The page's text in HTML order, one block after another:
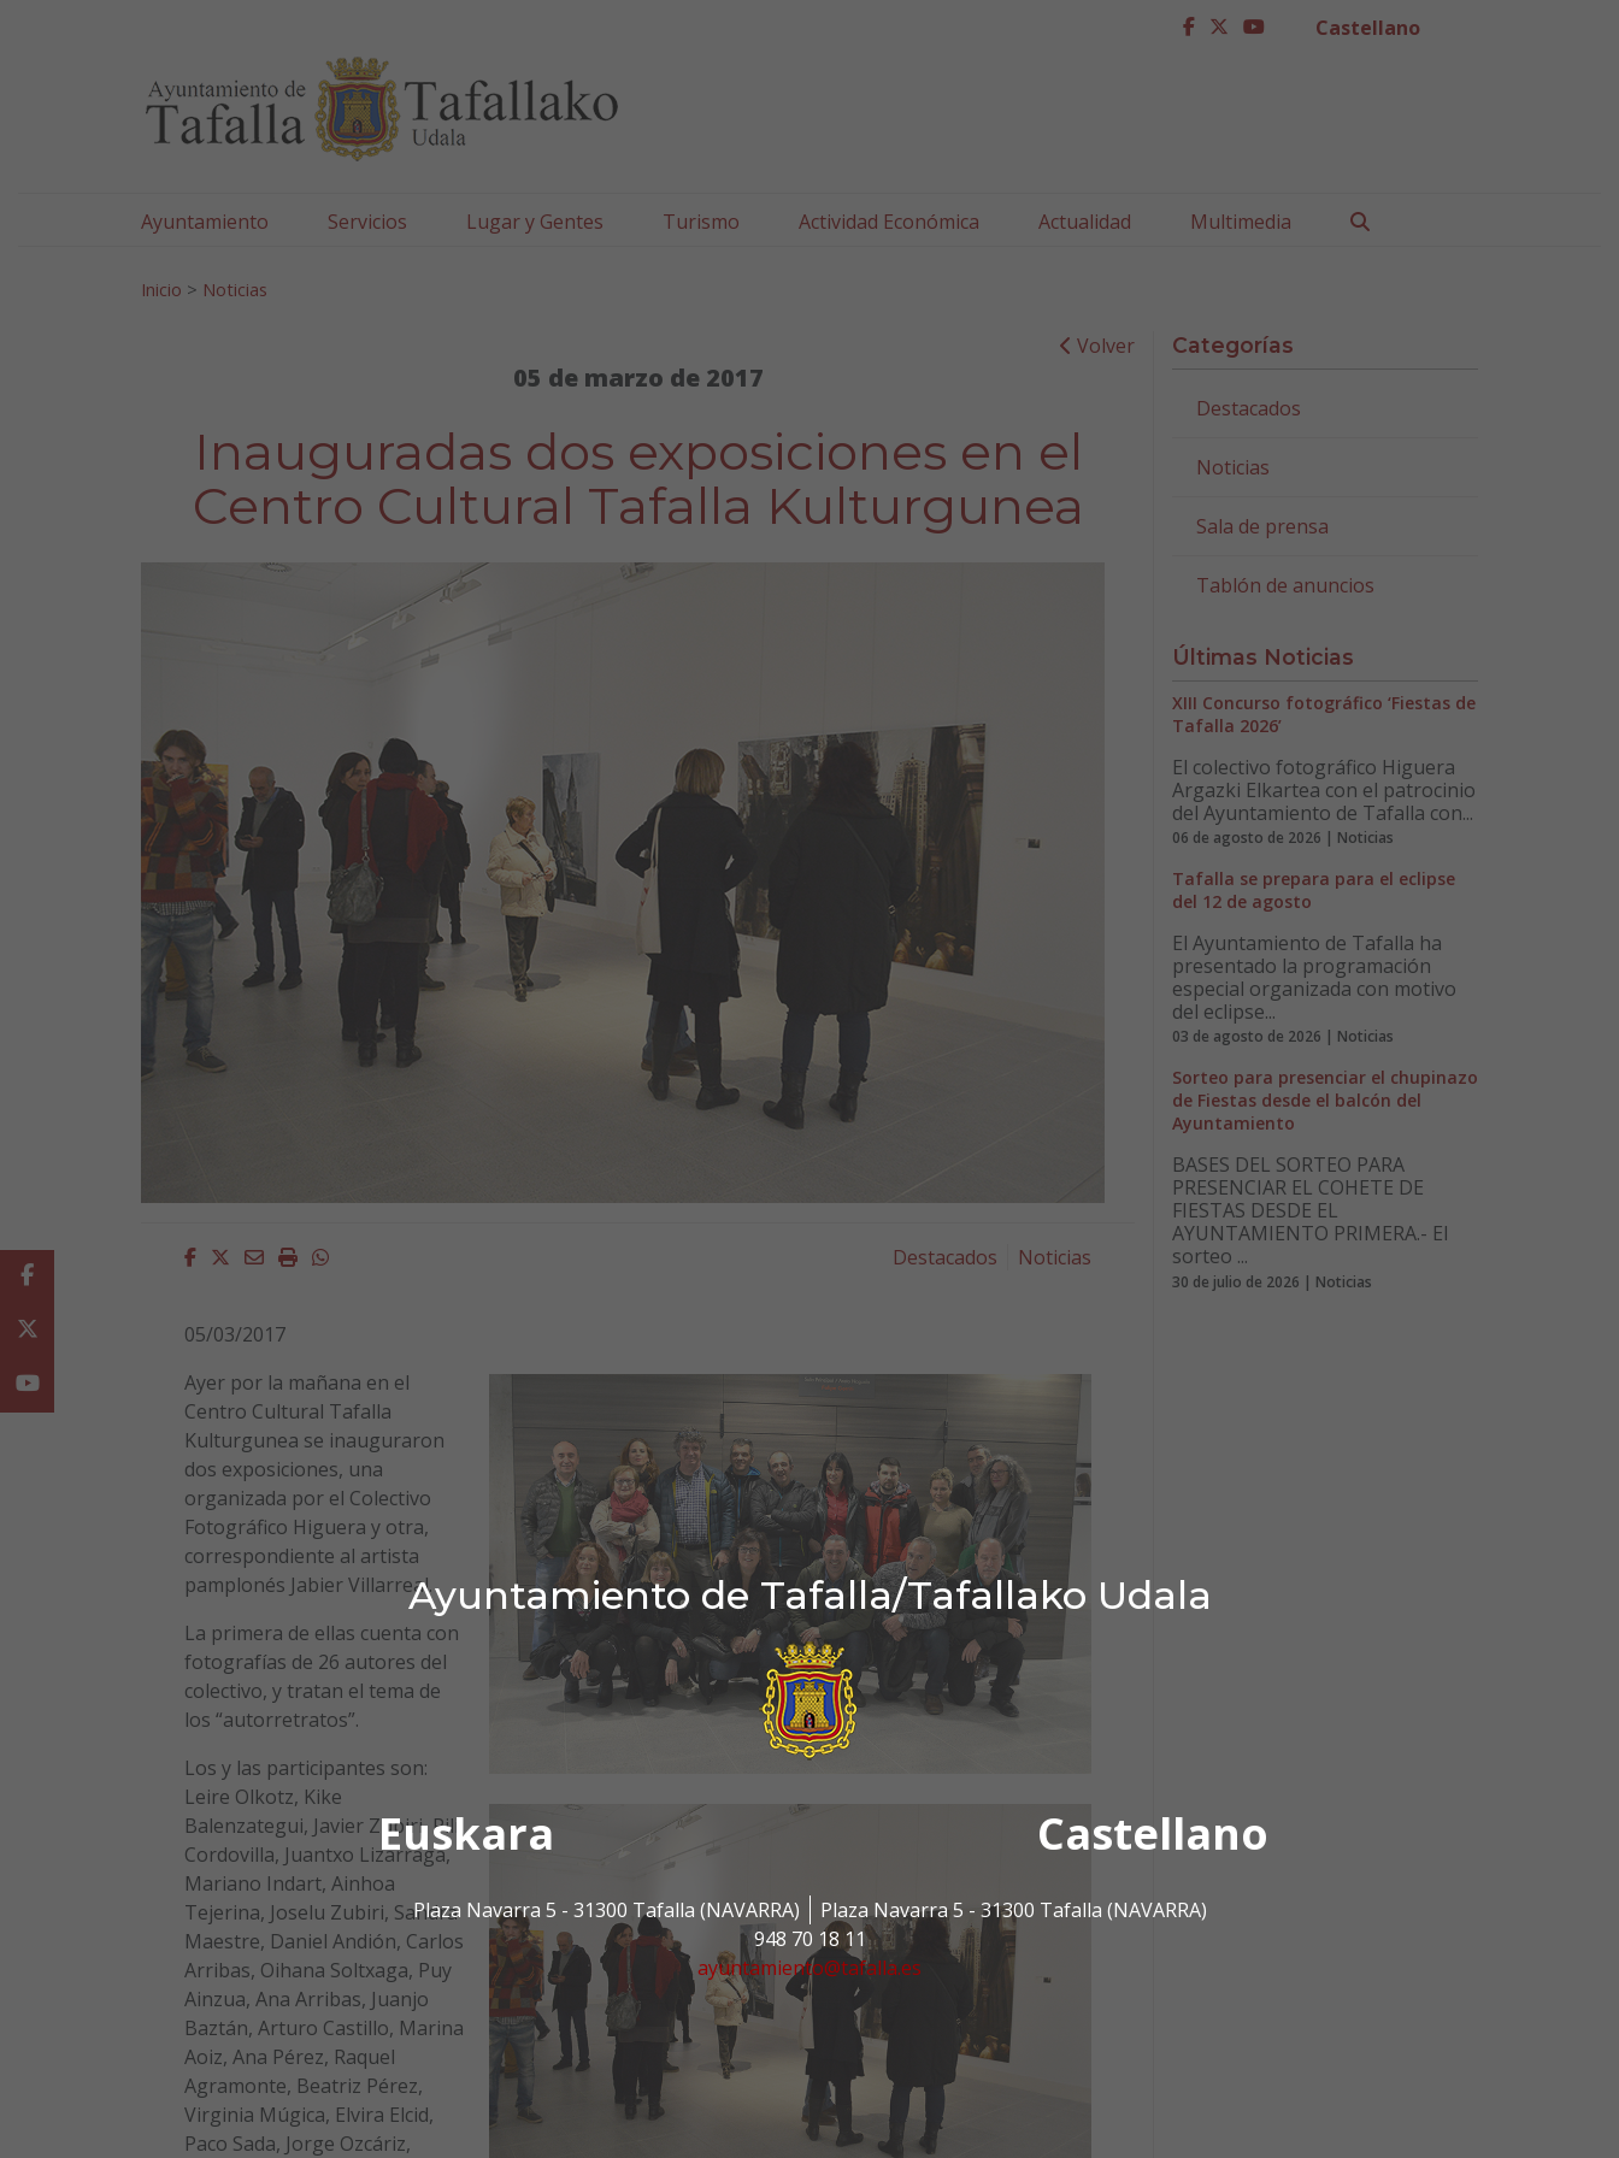
Ayuntamiento de Tafalla/Tafallako Udala
Euskara Castellano
Plaza Navarra 5 - 31300 Tafalla (NAVARRA)
Plaza Navarra 5 - 31300 Tafalla (NAVARRA)
948 70 18 11
ayuntamiento@tafalla.es
facebook
twitter
youtubeCastellano
Ayuntamiento Servicios Lugar y Gentes Turismo Actividad Económica Actualidad Multimedia
Inicio > Noticias
Volver
05 de marzo de 2017
Inauguradas dos exposiciones en el
Centro Cultural Tafalla Kulturgunea
Facebook
Twitter
EmailImprimirWhatsapp Destacados Noticias
05/03/2017
Ayer por la mañana en el
Centro Cultural Tafalla
Kulturgunea se inauguraron
dos exposiciones, una
organizada por el Colectivo
Fotográfico Higuera y otra,
correspondiente al artista
pamplonés Jabier Villarreal.
La primera de ellas cuenta con
fotografías de 26 autores del
colectivo, y tratan el tema de
los “autorretratos”.
Los y las participantes son:
Leire Olkotz, Kike
Balenzategui, Javier Zubiri, Pili
Cordovilla, Juantxo Lizarraga,
Mariano Indart, Ainhoa
Tejerina, Joselu Zubiri, Sandra
Maestre, Daniel Andión, Carlos
Arribas, Oihana Soltxaga, Puy
Ainzua, Ana Arribas, Juanjo
Baztán, Arturo Castillo, Marina
Aoiz, Ana Pérez, Raquel
Agramonte, Beatriz Pérez,
Virginia Múgica, Elvira Elcid,
Paco Sada, Jorge Ozcáriz,
Categorías
Destacados
Noticias
Sala de prensa
Tablón de anuncios
Últimas Noticias
XIII Concurso fotográfico ‘Fiestas de
Tafalla 2026’
El colectivo fotográfico Higuera
Argazki Elkartea con el patrocinio
del Ayuntamiento de Tafalla con...
06 de agosto de 2026 | Noticias
Tafalla se prepara para el eclipse
del 12 de agosto
El Ayuntamiento de Tafalla ha
presentado la programación
especial organizada con motivo
del eclipse...
03 de agosto de 2026 | Noticias
Sorteo para presenciar el chupinazo
de Fiestas desde el balcón del
Ayuntamiento
BASES DEL SORTEO PARA
PRESENCIAR EL COHETE DE
FIESTAS DESDE EL
AYUNTAMIENTO PRIMERA.- El
sorteo ...
30 de julio de 2026 | Noticias
Facebook
Youtube